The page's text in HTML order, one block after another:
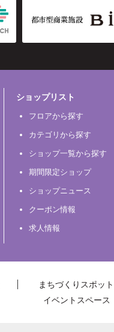
ショップリスト
フロアから探す
カテゴリから探す
ショップ一覧から探す
期間限定ショップ
ショップニュース
クーポン情報
求人情報
まちづくりスポット
イベントスペース